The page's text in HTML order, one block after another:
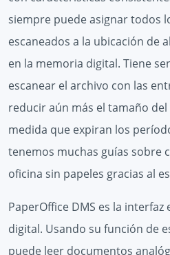
siempre puede asignar todos
escaneados a la ubicación de
en la memoria digital. Tiene
escanear el archivo con las
reducir aún más el tamaño
medida que expiran los
tenemos muchas guías sobre
oficina sin papeles gracias al
PaperOffice DMS es la
digital. Usando su función de
puede leer documentos